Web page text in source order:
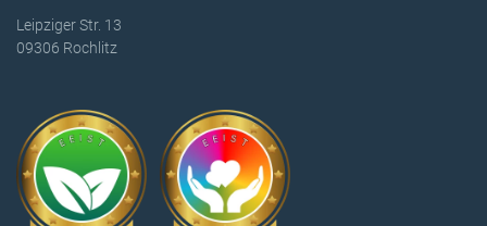
Leipziger Str. 13
09306 Rochlitz